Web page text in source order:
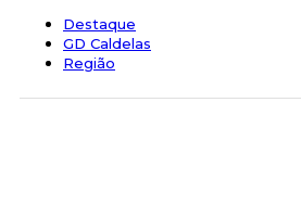
Destaque
GD Caldelas
Região